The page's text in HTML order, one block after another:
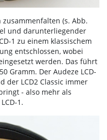
zusammenfalten (s. Abb.
und darunterliegender
1 zu einem klassischem
entschlossen, wobei
werden. Das führt
Gramm. Der Audeze LCD-
der LCD2 Classic immer
- also mehr als
1.